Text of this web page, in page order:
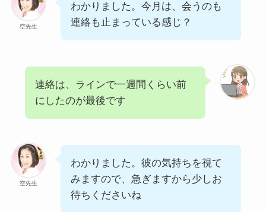
空先生
わかりました。今月は、会うのも
連絡も止まっている感じ？
連絡は、ラインで一週間くらい前
にしたのが最後です
空先生
わかりました。彼の気持ちを視て
みますので、急ぎますから少しお
待ちくださいね